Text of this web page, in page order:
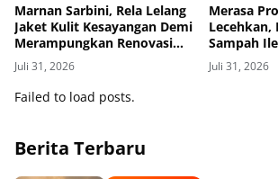
Marnan Sarbini, Rela Lelang
Jaket Kulit Kesayangan Demi
Merampungkan Renovasi
Rumah Nenek Masru'ah di
Desa Talok Kresek,
Juli 31, 2026
Merasa
Lecehkan,
Sampah
Juli 31, 2026
Failed to load posts.
Berita Terbaru